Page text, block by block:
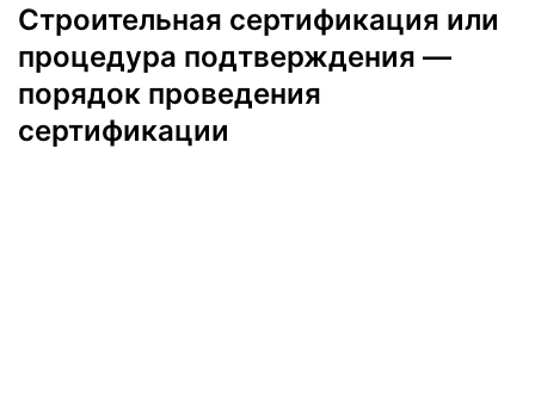
Строительная сертификация или
процедура подтверждения —
порядок проведения
сертификации